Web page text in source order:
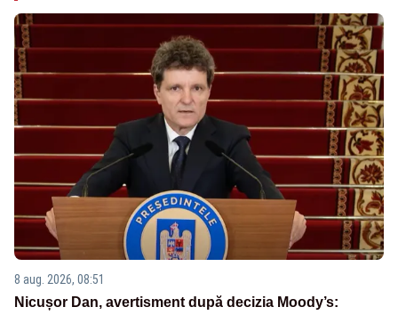
8 aug. 2026, 08:51
Nicușor Dan, avertisment după decizia Moody’s: